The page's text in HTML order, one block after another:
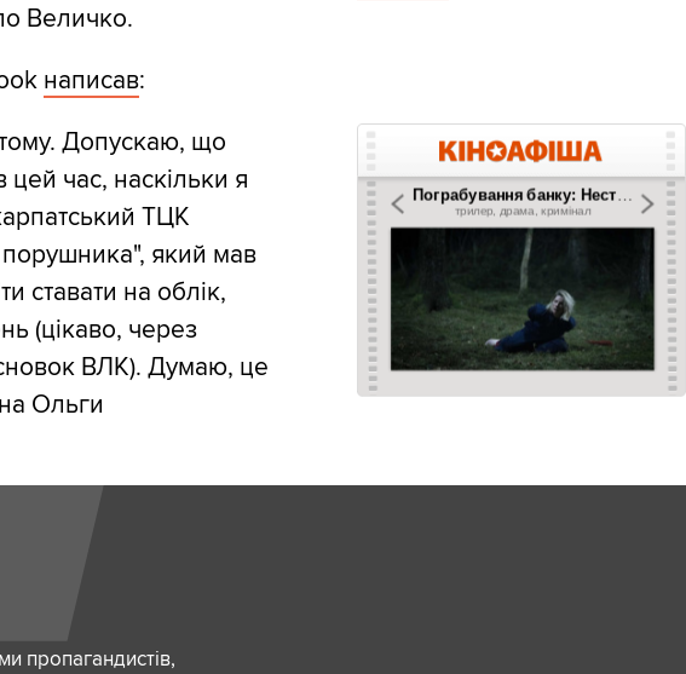
Величко.
написав:
тому. Допускаю, що
час, наскільки я
ТЦК
порушника", який мав
ставати на облік,
(цікаво, через
ВЛК). Думаю, це
Ольги
пропагандистів,